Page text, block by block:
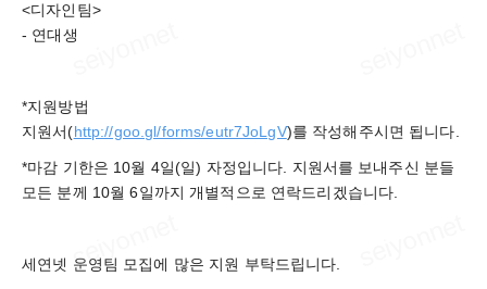
<디자인팀>
- 연대생
*지원방법
지원서(http://goo.gl/forms/eutr7JoLgV)를 작성해주시면 됩니다.
*마감 기한은 10월 4일(일) 자정입니다. 지원서를 보내주신 분들
모든 분께 10월 6일까지 개별적으로 연락드리겠습니다.
세연넷 운영팀 모집에 많은 지원 부탁드립니다.